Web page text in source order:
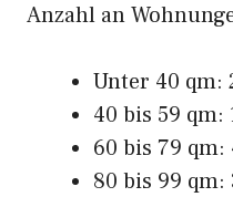
Anzahl an
Unter 40 qm:
40 bis 59 qm:
60 bis 79 qm:
80 bis 99 qm: